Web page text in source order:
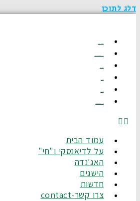
דלג לתוכן
עמוד הבית
על לדיאנסקי ו"חי"
האג׳נדה
הישגים
חדשות
צרו קשר-contact